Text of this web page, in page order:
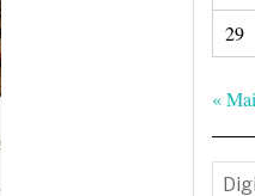
29
« Mai